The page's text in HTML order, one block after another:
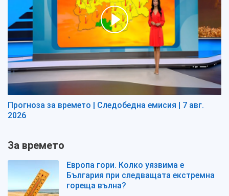
Прогноза за времето | Следобедна емисия | 7 авг.
2026
За времето
Европа гори. Колко уязвима е
България при следващата екстремна
гореща вълна?